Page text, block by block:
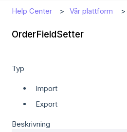
Help Center Vår plattform
OrderFieldSetter
Typ
Import
Export
Beskrivning